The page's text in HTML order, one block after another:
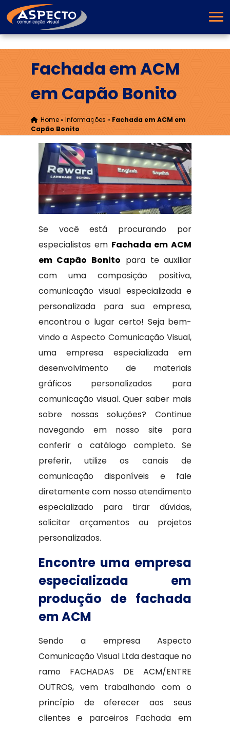
Fachada em ACM
em Capão Bonito
Home» Informações » Fachada em ACM em
Capão Bonito
Se você está procurando por
especialistas em Fachada em ACM
em Capão Bonito para te auxiliar
com uma composição positiva,
comunicação visual especializada e
personalizada para sua empresa,
encontrou o lugar certo! Seja bem-
vindo a Aspecto Comunicação Visual,
uma empresa especializada em
desenvolvimento de materiais
gráficos personalizados para
comunicação visual. Quer saber mais
sobre nossas soluções? Continue
navegando em nosso site para
conferir o catálogo completo. Se
preferir, utilize os canais de
comunicação disponíveis e fale
diretamente com nosso atendimento
especializado para tirar dúvidas,
solicitar orçamentos ou projetos
personalizados.
Encontre uma empresa
especializada em
produção de fachada
em ACM
Sendo a empresa Aspecto
Comunicação Visual Ltda destaque no
ramo FACHADAS DE ACM/ENTRE
OUTROS, vem trabalhando com o
princípio de oferecer aos seus
clientes e parceiros Fachada em